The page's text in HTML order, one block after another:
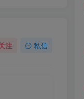
注 私信